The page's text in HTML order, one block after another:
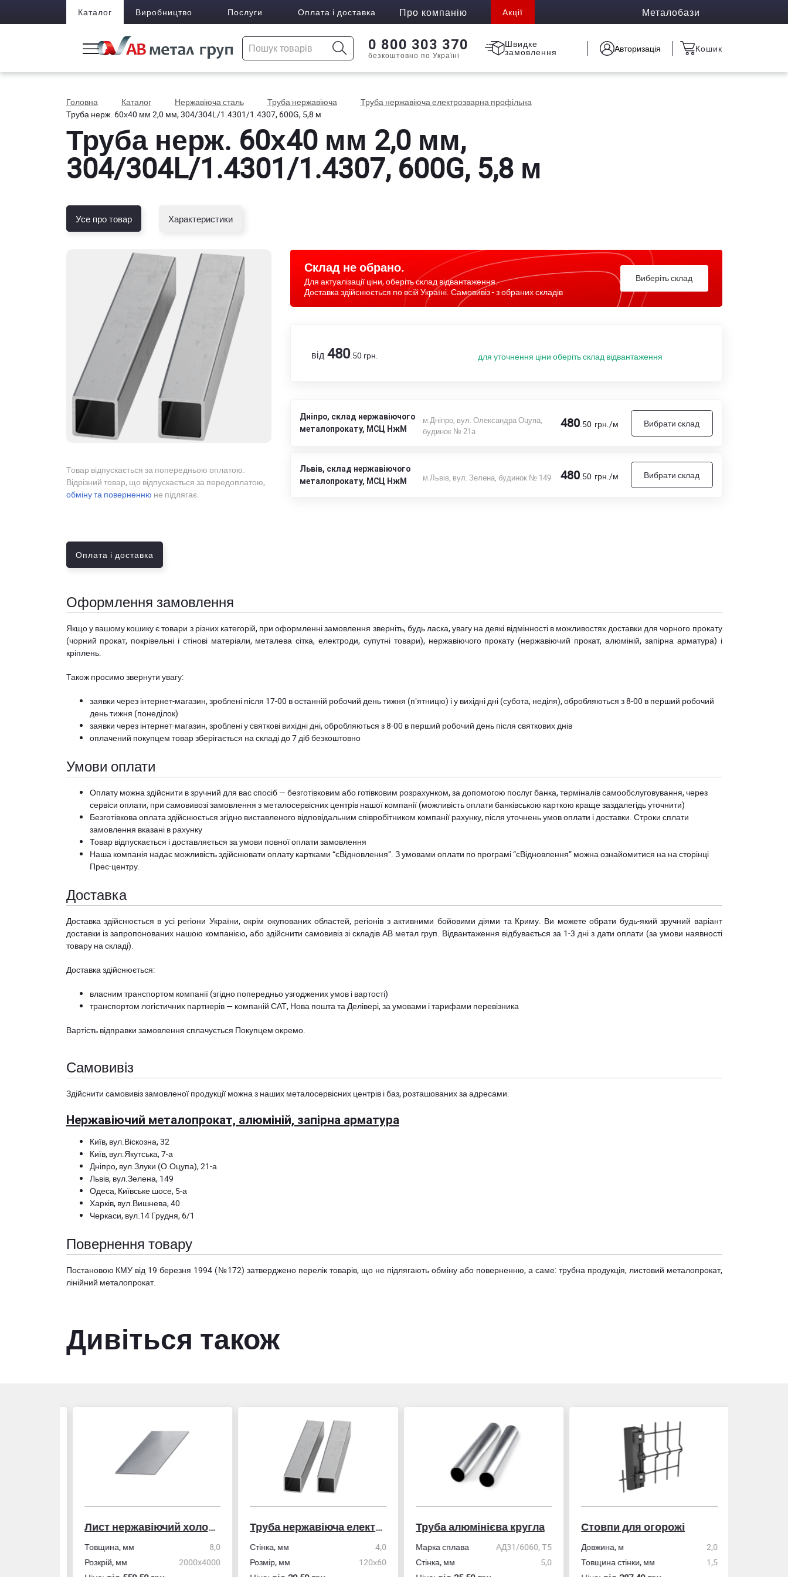
Каталог Виробництво Послуги Оплата і доставка Про компанію Акції Металобази
0 800 303 370
безкоштовно по Україні
Швидке
замовлення Авторизація Кошик
Головна Каталог Нержавіюча сталь Труба нержавіюча
Труба нержавіюча електрозварна профільна
Труба нерж. 60х40 мм 2,0 мм, 304/304L/1.4301/1.4307, 600G, 5,8 м
Труба нерж. 60х40 мм 2,0 мм,
304/304L/1.4301/1.4307, 600G, 5,8 м
Усе про товар Характеристики
Товар відпускається за попередньою оплатою.
Відрізний товар, що відпускається за передоплатою,
обміну та поверненню не підлягає.
Склад не обрано.
Для актуалізації ціни, оберіть склад відвантаження.
Доставка здійснюється по всій Україні. Самовивіз - з обраних складів
Виберіть склад
від 480.50 грн. для уточнення ціни оберіть склад відвантаження
Дніпро, склад нержавіючого
металопрокату, МСЦ НжМ
м.Дніпро, вул. Олександра Оцупа,
будинок № 21а
480.50 грн./м Вибрати склад
Львів, склад нержавіючого
металопрокату, МСЦ НжМ
м.Львів, вул. Зелена, будинок № 149 480.50 грн./м Вибрати склад
Оплата і доставка
Оформлення замовлення
Якщо у вашому кошику є товари з різних категорій, при оформленні замовлення зверніть, будь ласка, увагу на деякі відмінності в можливостях доставки для чорного прокату
(чорний прокат, покрівельні і стінові матеріали, металева сітка, електроди, супутні товари), нержавіючого прокату (нержавіючий прокат, алюміній, запірна арматура) і
кріплень.
Також просимо звернути увагу:
заявки через інтернет-магазин, зроблені після 17-00 в останній робочий день тижня (пʼятницю) і у вихідні дні (субота, неділя), обробляються з 8-00 в перший робочий
день тижня (понеділок)
заявки через інтернет-магазин, зроблені у святкові вихідні дні, обробляються з 8-00 в перший робочий день після святкових днів
оплачений покупцем товар зберігається на складі до 7 діб безкоштовно
Умови оплати
Оплату можна здійснити в зручний для вас спосіб — безготівковим або готівковим розрахунком, за допомогою послуг банка, терміналів самообслуговування, через
сервіси оплати, при самовивозі замовлення з металосервісних центрів нашої компанії (можливість оплати банківською карткою краще заздалегідь уточнити)
Безготівкова оплата здійснюється згідно виставленого відповідальним співробітником компанії рахунку, після уточнень умов оплати і доставки. Строки сплати
замовлення вказані в рахунку
Товар відпускається і доставляється за умови повної оплати замовлення
Наша компанія надає можливість здійснювати оплату картками “єВідновлення”. З умовами оплати по програмі “єВідновлення” можна ознайомитися на на сторінці
Прес-центру.
Доставка
Доставка здійснюється в усі регіони України, окрім окупованих областей, регіонів з активними бойовими діями та Криму. Ви можете обрати будь-який зручний варіант
доставки із запропонованих нашою компанією, або здійснити самовивіз зі складів АВ метал груп. Відвантаження відбувається за 1-3 дні з дати оплати (за умови наявності
товару на складі).
Доставка здійснюється:
власним транспортом компанії (згідно попередньо узгоджених умов і вартості)
транспортом логістичних партнерів — компаній САТ, Нова пошта та Делівері, за умовами і тарифами перевізника
Вартість відправки замовлення сплачується Покупцем окремо.
Самовивіз
Здійснити самовивіз замовленої продукції можна з наших металосервісних центрів і баз, розташованих за адресами:
Нержавіючий металопрокат, алюміній, запірна арматура
Київ, вул.Віскозна, 32
Київ, вул.Якутська, 7-а
Дніпро, вул.Злуки (О.Оцупа), 21-а
Львів, вул.Зелена, 149
Одеса, Київське шосе, 5-а
Харків, вул.Вишнева, 40
Черкаси, вул.14 Грудня, 6/1
Повернення товару
Постановою КМУ від 19 березня 1994 (№172) затверджено перелік товарів, що не підлягають обміну або поверненню, а саме: трубна продукція, листовий металопрокат,
лінійний металопрокат.
Дивіться також
Лист нержавіючий холоднокатаний
Товщина, мм
8,0
Розкрій, мм
2000x4000
Труба нержавіюча електрозварна профільна
Стінка, мм
4,0
Розмір, мм
120х60
Труба алюмінієва кругла
Марка сплава
АД31/6060, Т5
Стінка, мм
5,0
Стовпи для огорожі
Довжина, м
2,0
Товщина стінки, мм
1,5